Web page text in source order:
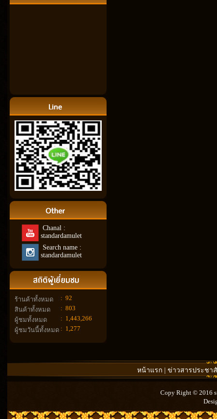
Chanal :
standardamulet
Search name :
standardamulet
ร้านค้าทั้งหมด : 92
สินค้าทั้งหมด
: 803
ผู้ชมทั้งหมด
: 1,443,266
ผู้ชมวันนี้ทั้งหมด : 1,277
หน้าแรก| ข่าวสารประชา
Copy Right © 2016